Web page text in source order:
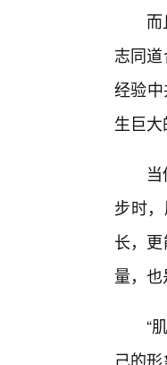
志同
经验
生巨大
步时
长，
量，
“
己的